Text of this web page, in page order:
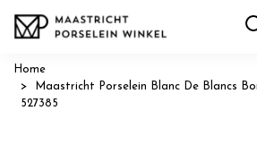
Home
Maastricht Porselein Blanc De Blancs
527385